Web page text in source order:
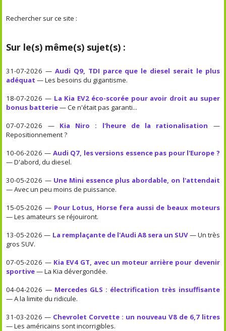
Rechercher sur ce site :
Sur le(s) même(s) sujet(s) :
31-07-2026 —Audi Q9, TDI parce que le diesel serait le plus
adéquat — Les besoins du gigantisme.
18-07-2026 — La Kia EV2 éco-scorée pour avoir droit au super
bonus batterie— Ce n'était pas garanti...
07-07-2026 — Kia Niro : l'heure de la rationalisation —
Repositionnement ?
10-06-2026 — Audi Q7, les versions essence pas pour l'Europe ?
— D'abord, du diesel.
30-05-2026 — Une Mini essence plus abordable, on l'attendait
— Avec un peu moins de puissance.
15-05-2026 — Pour Lotus, Horse fera aussi de beaux moteurs
— Les amateurs se réjouiront.
13-05-2026 — La remplaçante de l'Audi A8 sera un SUV— Un très
gros SUV.
07-05-2026 — Kia EV4 GT, avec un moteur arrière pour devenir
sportive— La Kia dévergondée.
04-04-2026 — Mercedes GLS : électrification très insuffisante
— A la limite du ridicule.
31-03-2026 — Chevrolet Corvette : un nouveau V8 de 6,7 litres
— Les américains sont incorrigibles.